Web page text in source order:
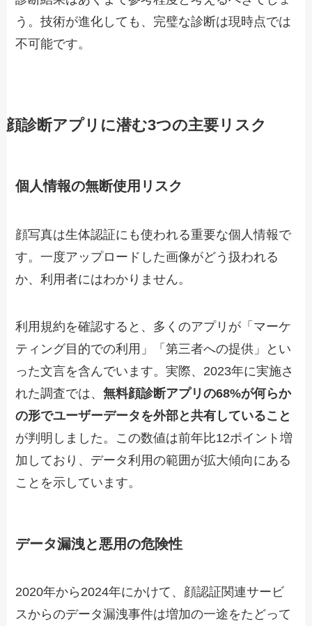
う。技術が進化しても、完璧な診断は現時点では
不可能です。
顔診断アプリに潜む3つの主要リスク
個人情報の無断使用リスク
顔写真は生体認証にも使われる重要な個人情報で
す。一度アップロードした画像がどう扱われる
か、利用者にはわかりません。
利用規約を確認すると、多くのアプリが「マーケ
ティング目的での利用」「第三者への提供」とい
った文言を含んでいます。実際、2023年に実施さ
れた調査では、無料顔診断アプリの68%が何らか
の形でユーザーデータを外部と共有していること
が判明しました。この数値は前年比12ポイント増
加しており、データ利用の範囲が拡大傾向にある
ことを示しています。
データ漏洩と悪用の危険性
2020年から2024年にかけて、顔認証関連サービ
スからのデータ漏洩事件は増加の一途をたどって